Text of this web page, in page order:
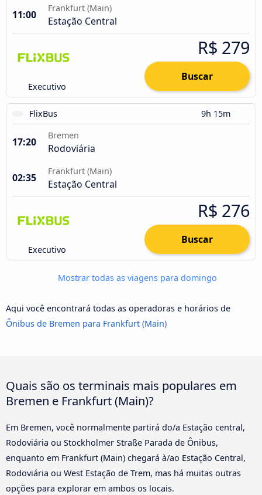
11:00
Frankfurt (Main)
Estação Central
Executivo
R$ 279
Buscar
FlixBus 9h 15m
17:20
Bremen
Rodoviária
02:35
Frankfurt (Main)
Estação Central
Executivo
R$ 276
Buscar
Mostrar todas as viagens para domingo
Aqui você encontrará todas as operadoras e horários de
Ônibus de Bremen para Frankfurt (Main)
Quais são os terminais mais populares em
Bremen e Frankfurt (Main)?
Em Bremen, você normalmente partirá do/a Estação central,
Rodoviária ou Stockholmer Straße Parada de Ônibus,
enquanto em Frankfurt (Main) chegará à/ao Estação Central,
Rodoviária ou West Estação de Trem, mas há muitas outras
opções para explorar em ambos os locais.